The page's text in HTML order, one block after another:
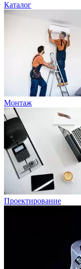
Каталог
Монтаж
Проектирование